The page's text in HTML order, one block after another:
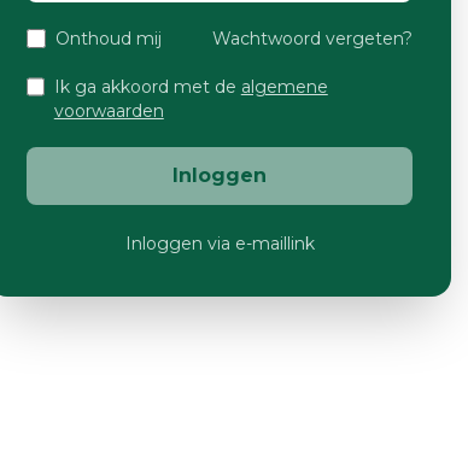
Onthoud mij Wachtwoord vergeten?
Ik ga akkoord met de algemene
voorwaarden
Inloggen
Inloggen via e-maillink